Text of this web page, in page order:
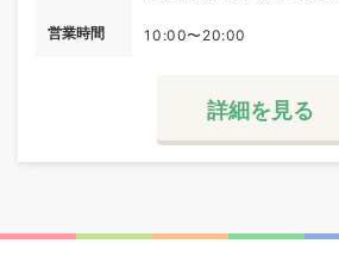
営業時間 10:00〜20:00
詳細を見る